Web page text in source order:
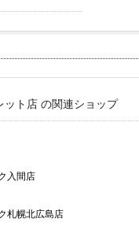
ット店 の関連ショップ
入間店
札幌北広島店